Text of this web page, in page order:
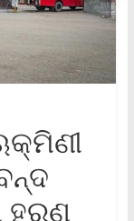
ହରଣ